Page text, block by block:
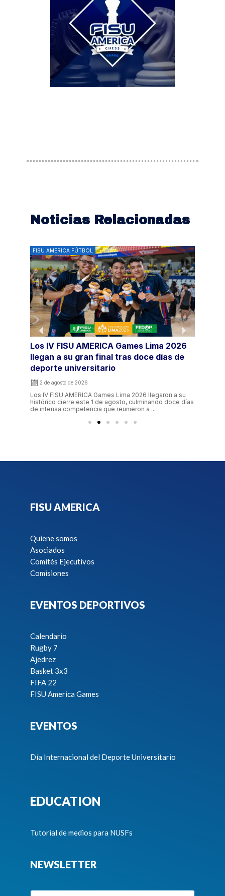
Noticias Relacionadas
FISU AMERICA FÚTBOL
Los IV FISU AMERICA Games Lima 2026
llegan a su gran final tras doce días de
deporte universitario
2 de agosto de 2026
Los IV FISU AMERICA Games Lima 2026 llegaron a su
histórico cierre este 1 de agosto, culminando doce días
de intensa competencia que reunieron a ...
FISU AMERICA
Quiene somos
Asociados
Comités Ejecutivos
Comisiones
EVENTOS DEPORTIVOS
Calendario
Rugby 7
Ajedrez
Basket 3x3
FIFA 22
FISU America Games
EVENTOS
Día Internacional del Deporte Universitario
EDUCATION
Tutorial de medios para NUSFs
NEWSLETTER